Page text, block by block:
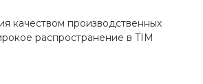
качеством производственных
распространение в TIM